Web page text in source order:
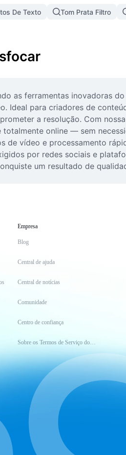
De Texto Tom Prata Filtro
as ferramentas inovadoras
Ideal para criadores de
a resolução. Com
online — sem
vídeo e processamento
por redes sociais e
um resultado de
Empresa
Blog
Central de ajuda
Central de notícias
Comunidade
Centro de confiança
Sobre os Termos de Serviço do CapCut